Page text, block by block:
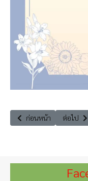
เนื้อหาก่อนหน้า: 5 บทเรีย
ก่อนหน้า เนื้อหา
ต่อไป